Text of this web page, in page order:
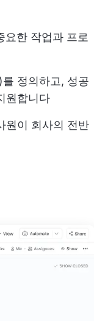
한 작업과 프로
정의하고, 성공
원합니다
원이 회사의 전반